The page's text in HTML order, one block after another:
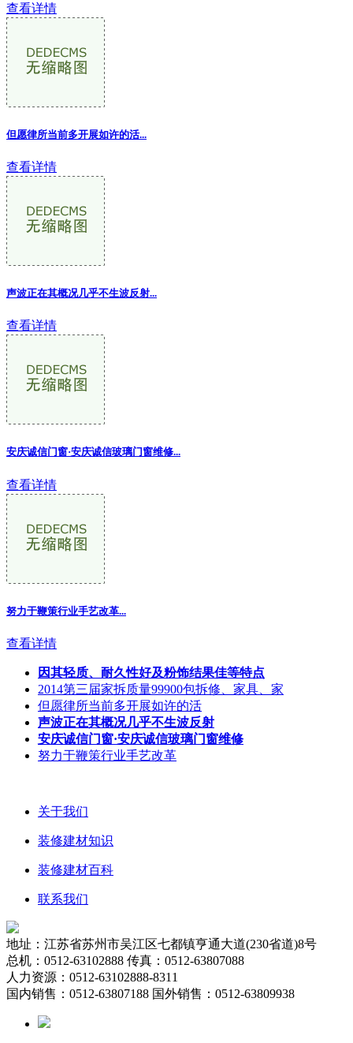
查看详情
但愿律所当前多开展如许的活...
查看详情
声波正在其概况几乎不生波反射...
查看详情
安庆诚信门窗·安庆诚信玻璃门窗维修...
查看详情
努力于鞭策行业手艺改革...
查看详情
因其轻质、耐久性好及粉饰结果佳等特点
2014第三届家拆质量99900包拆修、家具、家
但愿律所当前多开展如许的活
声波正在其概况几乎不生波反射
安庆诚信门窗·安庆诚信玻璃门窗维修
努力于鞭策行业手艺改革
关于我们
装修建材知识
装修建材百科
联系我们
地址：江苏省苏州市吴江区七都镇亨通大道(230省道)8号
总机：0512-63102888 传真：0512-63807088
人力资源：0512-63102888-8311
国内销售：0512-63807188 国外销售：0512-63809938